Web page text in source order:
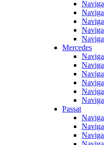
Mercedes
Passat